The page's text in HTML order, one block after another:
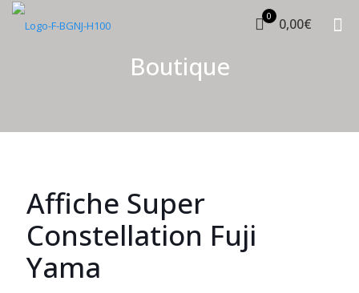
0 0,00€
Boutique
Affiche Super
Constellation Fuji
Yama